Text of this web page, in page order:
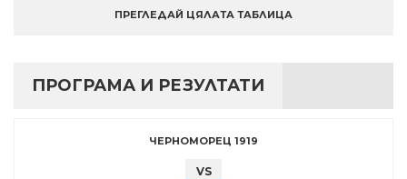
ПРЕГЛЕДАЙ ЦЯЛАТА ТАБЛИЦА
ПРОГРАМА И РЕЗУЛТАТИ
ЧЕРНОМОРЕЦ 1919
VS